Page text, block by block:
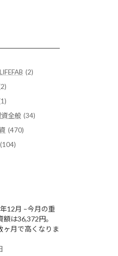
LIFEFAB (2)
資全般 (34)
(470)
(104)
12月 –今月の重
は36,372円。
ヶ月で高くなりま